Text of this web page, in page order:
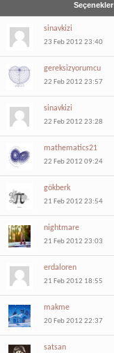
Seçenekler
sinavkizi
23 Feb 2012 23:40
gereksizyorumcu
22 Feb 2012 23:57
sinavkizi
22 Feb 2012 23:28
mathematics21
22 Feb 2012 09:24
gökberk
21 Feb 2012 23:54
nightmare
21 Feb 2012 23:03
erdaloren
21 Feb 2012 18:55
makme
20 Feb 2012 22:37
satsan